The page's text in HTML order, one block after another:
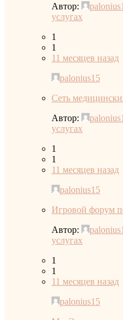
Автор:
услугах
1
1
11 месяцев назад
palonius15
Сеть
Автор:
услугах
1
1
11 месяцев назад
palonius15
Игровой форум
Автор:
услугах
1
1
11 месяцев назад
palonius15